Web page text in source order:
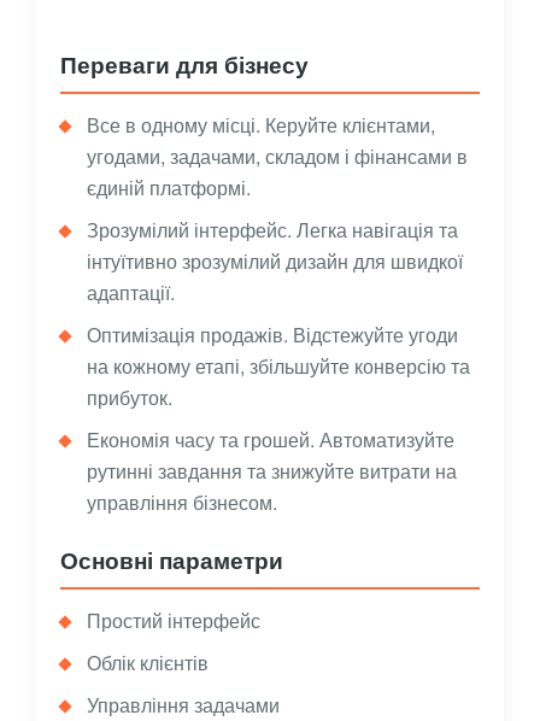
Переваги для бізнесу
Все в одному місці. Керуйте клієнтами,
угодами, задачами, складом і фінансами в
єдиній платформі.
Зрозумілий інтерфейс. Легка навігація та
інтуїтивно зрозумілий дизайн для швидкої
адаптації.
Оптимізація продажів. Відстежуйте угоди
на кожному етапі, збільшуйте конверсію та
прибуток.
Економія часу та грошей. Автоматизуйте
рутинні завдання та знижуйте витрати на
управління бізнесом.
Основні параметри
Простий інтерфейс
Облік клієнтів
Управління задачами